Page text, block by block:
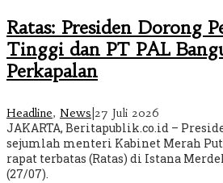
Ratas: Presiden Dorong
Tinggi dan PT PAL
Perkapalan
Headline, News 27 Juli 2026
JAKARTA, Beritapublik.co.id –
sejumlah menteri Kabinet Merah
rapat terbatas (Ratas) di Istana
(27/07).